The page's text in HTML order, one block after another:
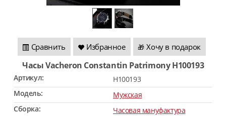
Сравнить Избранное 🎁 Хочу в подарок
Часы Vacheron Constantin Patrimony H100193
Артикул:
H100193
Модель:
Мужская
Сборка:
Часовая мануфактура